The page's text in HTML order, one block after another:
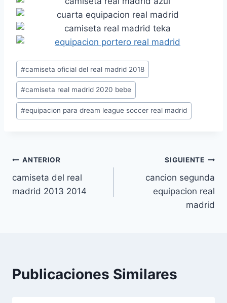
Etiquetas
de
la
entrada:
#camiseta oficial del real madrid 2018
#camiseta real madrid 2020 bebe
#equipacion para dream league soccer real madrid
Navegación
de
ANTERIOR
camiseta del real
madrid 2013 2014
SIGUIENTE
cancion segunda
equipacion real
madrid
Publicaciones Similares